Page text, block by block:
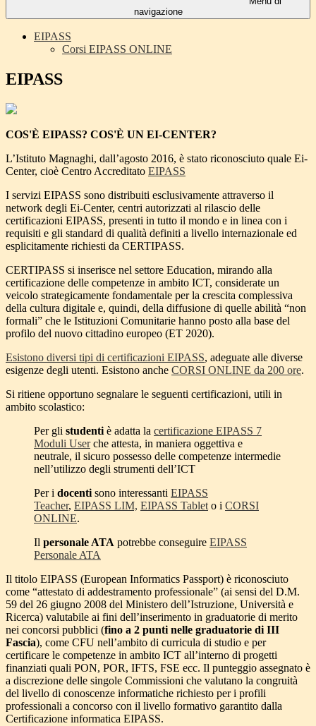
navigazione
EIPASS
Corsi EIPASS ONLINE
EIPASS
COS'È EIPASS? COS'È UN EI-CENTER?
L’Istituto Magnaghi, dall’agosto 2016, è stato riconosciuto quale Ei-
Center, cioè Centro Accreditato EIPASS
I servizi EIPASS sono distribuiti esclusivamente attraverso il
network degli Ei-Center, centri autorizzati al rilascio delle
certificazioni EIPASS, presenti in tutto il mondo e in linea con i
requisiti e gli standard di qualità definiti a livello internazionale ed
esplicitamente richiesti da CERTIPASS.
CERTIPASS si inserisce nel settore Education, mirando alla
certificazione delle competenze in ambito ICT, considerate un
veicolo strategicamente fondamentale per la crescita complessiva
della cultura digitale e, quindi, della diffusione di quelle abilità “non
formali” che le Istituzioni Comunitarie hanno posto alla base del
profilo del nuovo cittadino europeo (ET 2020).
Esistono diversi tipi di certificazioni EIPASS, adeguate alle diverse
esigenze degli utenti. Esistono anche CORSI ONLINE da 200 ore.
Si ritiene opportuno segnalare le seguenti certificazioni, utili in
ambito scolastico:
Per gli studenti è adatta la certificazione EIPASS 7
Moduli User che attesta, in maniera oggettiva e
neutrale, il sicuro possesso delle competenze intermedie
nell’utilizzo degli strumenti dell’ICT
Per i docenti sono interessanti EIPASS
Teacher, EIPASS LIM, EIPASS Tablet o i CORSI
ONLINE.
Il personale ATA potrebbe conseguire EIPASS
Personale ATA
Il titolo EIPASS (European Informatics Passport) è riconosciuto
come “attestato di addestramento professionale” (ai sensi del D.M.
59 del 26 giugno 2008 del Ministero dell’Istruzione, Università e
Ricerca) valutabile ai fini dell’inserimento in graduatorie di merito
nei concorsi pubblici (fino a 2 punti nelle graduatorie di III
Fascia), come CFU nell’ambito di curricula di studio e per
certificare le competenze in ambito ICT all’interno di progetti
finanziati quali PON, POR, IFTS, FSE ecc. Il punteggio assegnato è
a discrezione delle singole Commissioni che valutano la congruità
del livello di conoscenze informatiche richiesto per i profili
professionali a concorso con il livello formativo garantito dalla
Certificazione informatica EIPASS.